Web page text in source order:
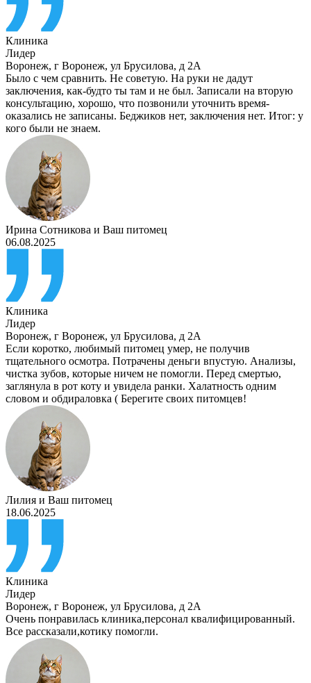
Клиника
Лидер
Воронеж, г Воронеж, ул Брусилова, д 2А
Было с чем сравнить. Не советую. На руки не дадут
заключения, как-будто ты там и не был. Записали на вторую
консультацию, хорошо, что позвонили уточнить время-
оказались не записаны. Беджиков нет, заключения нет. Итог: у
кого были не знаем.
Ирина Сотникова и Ваш питомец
06.08.2025
Клиника
Лидер
Воронеж, г Воронеж, ул Брусилова, д 2А
Если коротко, любимый питомец умер, не получив
тщательного осмотра. Потрачены деньги впустую. Анализы,
чистка зубов, которые ничем не помогли. Перед смертью,
заглянула в рот коту и увидела ранки. Халатность одним
словом и обдираловка ( Берегите своих питомцев!
Лилия и Ваш питомец
18.06.2025
Клиника
Лидер
Воронеж, г Воронеж, ул Брусилова, д 2А
Очень понравилась клиника,персонал квалифицированный.
Все рассказали,котику помогли.